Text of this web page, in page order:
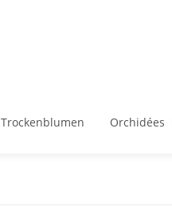
Trockenblumen Orchidées